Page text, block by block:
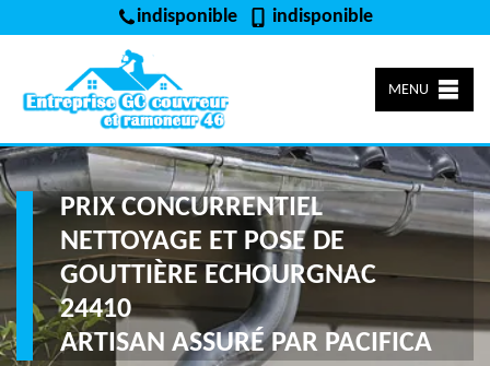
indisponible indisponible
MENU
PRIX CONCURRENTIEL
NETTOYAGE ET POSE DE
GOUTTIÈRE ECHOURGNAC
24410
ARTISAN ASSURÉ PAR PACIFICA